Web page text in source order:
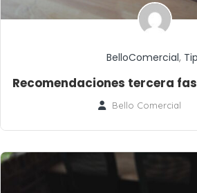
BelloComercial,
Recomendaciones tercera
Bello Comercial